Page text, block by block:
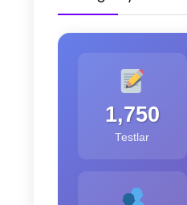
1,750
Testlar